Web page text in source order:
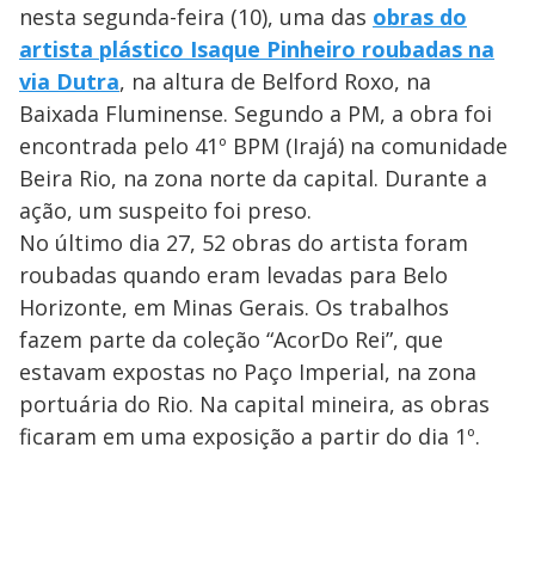
nesta segunda-feira (10), uma das obras do
artista plástico Isaque Pinheiro roubadas na
via Dutra, na altura de Belford Roxo, na
Baixada Fluminense. Segundo a PM, a obra foi
encontrada pelo 41º BPM (Irajá) na comunidade
Beira Rio, na zona norte da capital. Durante a
ação, um suspeito foi preso.
No último dia 27, 52 obras do artista foram
roubadas quando eram levadas para Belo
Horizonte, em Minas Gerais. Os trabalhos
fazem parte da coleção “AcorDo Rei”, que
estavam expostas no Paço Imperial, na zona
portuária do Rio. Na capital mineira, as obras
ficaram em uma exposição a partir do dia 1º.